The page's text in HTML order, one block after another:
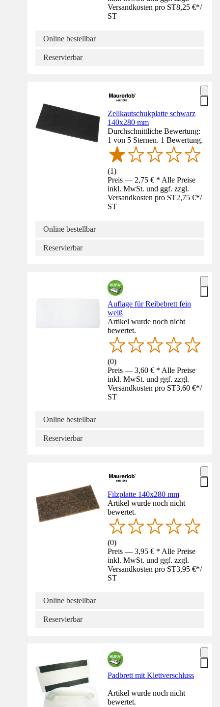
Versandkosten pro ST8,25 €*/
ST
Online bestellbar
Reservierbar
Zellkautschukplatte schwarz
140x280 mm
Durchschnittliche Bewertung:
1 von 5 Sternen. 1 Bewertung.
(1)
Preis — 2,75 € * Alle Preise
inkl. MwSt. und ggf. zzgl.
Versandkosten pro ST2,75 €*/
ST
Online bestellbar
Reservierbar
Auflage für Reibebrett fein
weiß
Artikel wurde noch nicht
bewertet.
(0)
Preis — 3,60 € * Alle Preise
inkl. MwSt. und ggf. zzgl.
Versandkosten pro ST3,60 €*/
ST
Online bestellbar
Reservierbar
Filzplatte 140x280 mm
Artikel wurde noch nicht
bewertet.
(0)
Preis — 3,95 € * Alle Preise
inkl. MwSt. und ggf. zzgl.
Versandkosten pro ST3,95 €*/
ST
Online bestellbar
Reservierbar
Padbrett mit Klettverschluss
Artikel wurde noch nicht
bewertet.